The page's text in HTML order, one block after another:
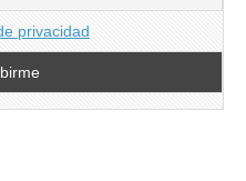
privacidad